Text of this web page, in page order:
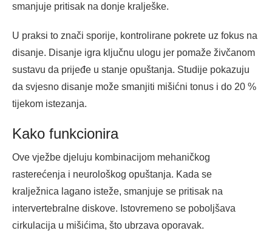
smanjuje pritisak na donje kralješke.
U praksi to znači sporije, kontrolirane pokrete uz fokus na
disanje. Disanje igra ključnu ulogu jer pomaže živčanom
sustavu da prijeđe u stanje opuštanja. Studije pokazuju
da svjesno disanje može smanjiti mišićni tonus i do 20 %
tijekom istezanja.
Kako funkcionira
Ove vježbe djeluju kombinacijom mehaničkog
rasterećenja i neurološkog opuštanja. Kada se
kralježnica lagano isteže, smanjuje se pritisak na
intervertebralne diskove. Istovremeno se poboljšava
cirkulacija u mišićima, što ubrzava oporavak.